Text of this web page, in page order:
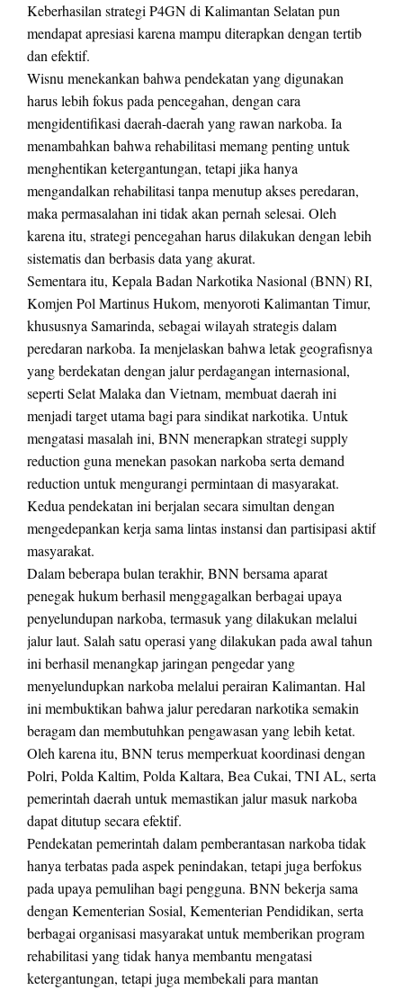
Keberhasilan strategi P4GN di Kalimantan Selatan pun
mendapat apresiasi karena mampu diterapkan dengan tertib
dan efektif.
Wisnu menekankan bahwa pendekatan yang digunakan
harus lebih fokus pada pencegahan, dengan cara
mengidentifikasi daerah-daerah yang rawan narkoba. Ia
menambahkan bahwa rehabilitasi memang penting untuk
menghentikan ketergantungan, tetapi jika hanya
mengandalkan rehabilitasi tanpa menutup akses peredaran,
maka permasalahan ini tidak akan pernah selesai. Oleh
karena itu, strategi pencegahan harus dilakukan dengan lebih
sistematis dan berbasis data yang akurat.
Sementara itu, Kepala Badan Narkotika Nasional (BNN) RI,
Komjen Pol Martinus Hukom, menyoroti Kalimantan Timur,
khususnya Samarinda, sebagai wilayah strategis dalam
peredaran narkoba. Ia menjelaskan bahwa letak geografisnya
yang berdekatan dengan jalur perdagangan internasional,
seperti Selat Malaka dan Vietnam, membuat daerah ini
menjadi target utama bagi para sindikat narkotika. Untuk
mengatasi masalah ini, BNN menerapkan strategi supply
reduction guna menekan pasokan narkoba serta demand
reduction untuk mengurangi permintaan di masyarakat.
Kedua pendekatan ini berjalan secara simultan dengan
mengedepankan kerja sama lintas instansi dan partisipasi aktif
masyarakat.
Dalam beberapa bulan terakhir, BNN bersama aparat
penegak hukum berhasil menggagalkan berbagai upaya
penyelundupan narkoba, termasuk yang dilakukan melalui
jalur laut. Salah satu operasi yang dilakukan pada awal tahun
ini berhasil menangkap jaringan pengedar yang
menyelundupkan narkoba melalui perairan Kalimantan. Hal
ini membuktikan bahwa jalur peredaran narkotika semakin
beragam dan membutuhkan pengawasan yang lebih ketat.
Oleh karena itu, BNN terus memperkuat koordinasi dengan
Polri, Polda Kaltim, Polda Kaltara, Bea Cukai, TNI AL, serta
pemerintah daerah untuk memastikan jalur masuk narkoba
dapat ditutup secara efektif.
Pendekatan pemerintah dalam pemberantasan narkoba tidak
hanya terbatas pada aspek penindakan, tetapi juga berfokus
pada upaya pemulihan bagi pengguna. BNN bekerja sama
dengan Kementerian Sosial, Kementerian Pendidikan, serta
berbagai organisasi masyarakat untuk memberikan program
rehabilitasi yang tidak hanya membantu mengatasi
ketergantungan, tetapi juga membekali para mantan